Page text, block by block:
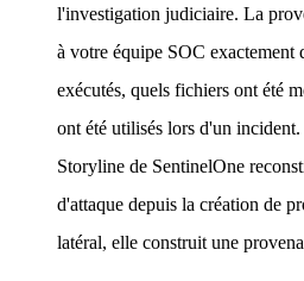
l'investigation judiciaire. La
à votre équipe SOC exactement
exécutés, quels fichiers ont été
ont été utilisés lors d'un
Storyline de SentinelOne
d'attaque depuis la création de
latéral, elle construit une